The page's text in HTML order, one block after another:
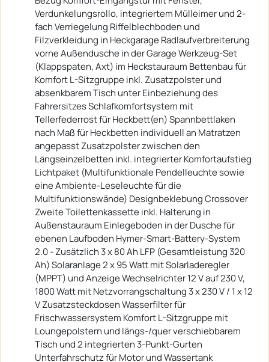
Verdunkelungsrollo, integriertem Mülleimer und 2-
fach Verriegelung Riffelblechboden und
Filzverkleidung in Heckgarage Radlaufverbreiterung
vorne Außendusche in der Garage Werkzeug-Set
(Klappspaten, Axt) im Heckstauraum Bettenbau für
Komfort L-Sitzgruppe inkl. Zusatzpolster und
absenkbarem Tisch unter Einbeziehung des
Fahrersitzes Schlafkomfortsystem mit
Tellerfederrost für Heckbett(en) Spannbettlaken
nach Maß für Heckbetten individuell an Matratzen
angepasst Zusatzpolster zwischen den
Längseinzelbetten inkl. integrierter Komfortaufstieg
Lichtpaket (Multifunktionale Pendelleuchte sowie
eine Ambiente-Leseleuchte für die
Multifunktionswände) Designbeklebung Crossover
Zweite Toilettenkassette inkl. Halterung in
Außenstauraum Einlegeboden in der Dusche für
ebenen Laufboden Hymer-Smart-Battery-System
2.0 - Zusätzlich 3 x 80 Ah LFP (Gesamtleistung 320
Ah) Solaranlage 2 x 95 Watt mit Solarladeregler
(MPPT) und Anzeige Wechselrichter 12 V auf 230 V,
1800 Watt mit Netzvorrangschaltung 3 x 230 V / 1 x 12
V Zusatzsteckdosen Wasserfilter für
Frischwassersystem Komfort L-Sitzgruppe mit
Loungepolstern und längs-/quer verschiebbarem
Tisch und 2 integrierten 3-Punkt-Gurten
Unterfahrschutz für Motor und Wassertank